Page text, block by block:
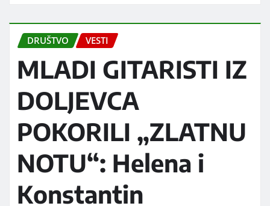
DRUŠTVO VESTI
MLADI GITARISTI IZ
DOLJEVCA
POKORILI „ZLATNU
NOTU“: Helena i
Konstantin